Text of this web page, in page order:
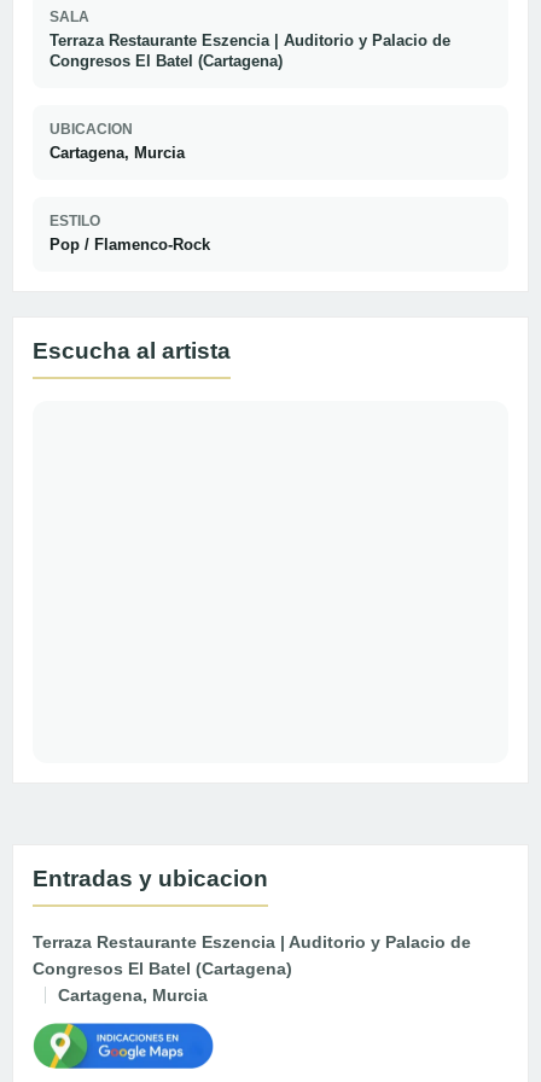
SALA
Terraza Restaurante Eszencia | Auditorio y Palacio de
Congresos El Batel (Cartagena)
UBICACION
Cartagena, Murcia
ESTILO
Pop / Flamenco-Rock
Escucha al artista
Entradas y ubicacion
Terraza Restaurante Eszencia | Auditorio y Palacio de
Congresos El Batel (Cartagena)
Cartagena, Murcia